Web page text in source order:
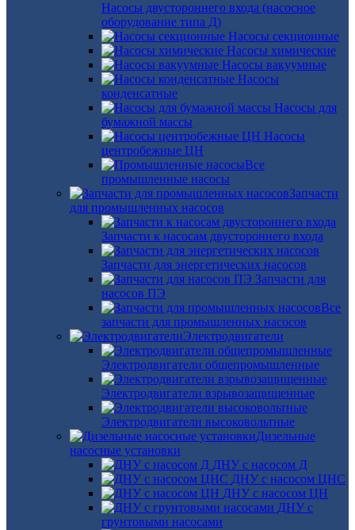
Насосы двустороннего входа (насосное
оборудование типа Д)
Насосы секционные
Насосы химические
Насосы вакуумные
Насосы
конденсатные
Насосы для
бумажной массы
Насосы
центробежные ЦН
Все
промышленные насосы
Запчасти
для промышленных насосов
Запчасти к насосам двустороннего входа
Запчасти для энергетических насосов
Запчасти для
насосов ПЭ
Все
запчасти для промышленных насосов
Электродвигатели
Электродвигатели общепромышленные
Электродвигатели взрывозащищенные
Электродвигатели высоковольтные
Дизельные
насосные установки
ДНУ с насосом Д
ДНУ с насосом ЦНС
ДНУ с насосом ЦН
ДНУ с
грунтовыми насосами